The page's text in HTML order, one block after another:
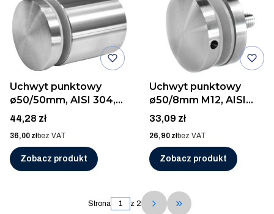
Uchwyt punktowy
ø50/50mm, AISI 304,
SZLIF
Cena
44,28 zł
Cena
36,00 złbez VAT
Zobacz produkt
Uchwyt punktowy
ø50/8mm M12, AISI
304, SZLIF
Cena
33,09 zł
Cena
26,90 złbez VAT
Zobacz produkt
Strona z 2
Przejdź do ostatniej